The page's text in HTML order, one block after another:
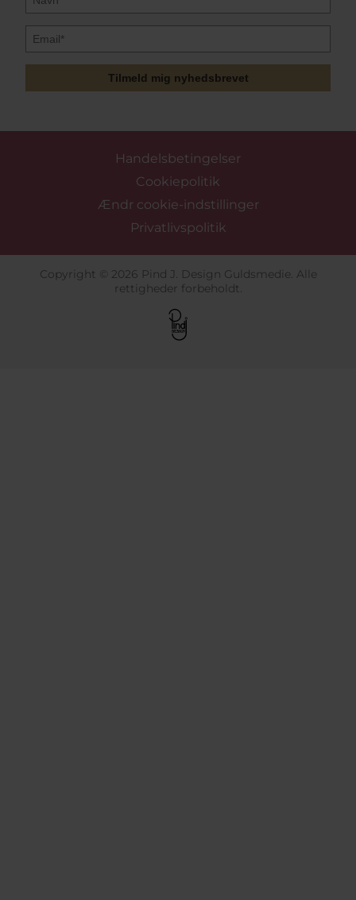
Tilmeld mig nyhedsbrevet
Handelsbetingelser
Cookiepolitik
Ændr cookie-indstillinger
Privatlivspolitik
Copyright © 2026 Pind J. Design Guldsmedie. Alle
rettigheder forbeholdt.